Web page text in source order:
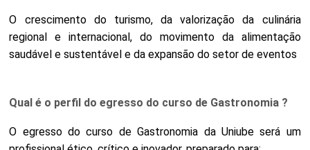
O crescimento do turismo, da valorização da culinária
regional e internacional, do movimento da alimentação
saudável e sustentável e da expansão do setor de eventos
Qual é o perfil do egresso do curso de Gastronomia ?
O egresso do curso de Gastronomia da Uniube será um